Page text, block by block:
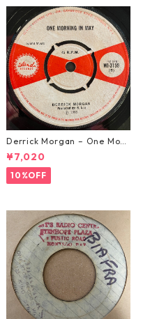
Derrick Morgan – One Morn
ing In May【7-21653】
¥7,020
10%OFF